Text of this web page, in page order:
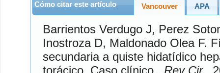
Cómo citar este artículo Vancouver APA
Barrientos VerdugoJ, Perez
InostrozaD, Maldonado OleaF. Fístula biliobronquial
secundaria a quiste hidatídico
torácico. Caso clínico.. Rev Cir..